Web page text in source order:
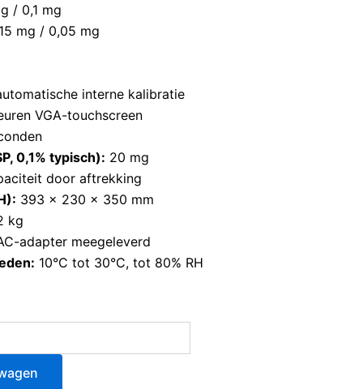
/ 0,1 mg
mg / 0,05 mg
interne kalibratie
VGA-touchscreen
0,1% typisch): 20 mg
door aftrekking
393 × 230 × 350 mm
kg
adapter meegeleverd
10°C tot 30°C, tot 80% RH